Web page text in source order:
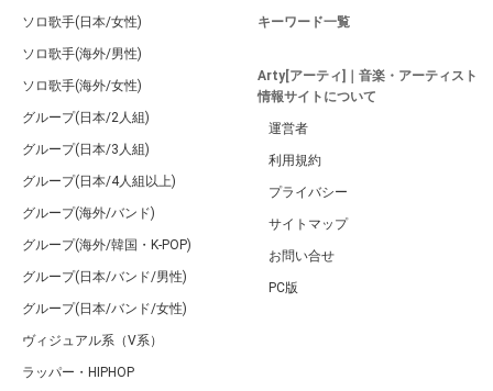
ソロ歌手(日本/女性)
ソロ歌手(海外/男性)
ソロ歌手(海外/女性)
グループ(日本/2人組)
グループ(日本/3人組)
グループ(日本/4人組以上)
グループ(海外/バンド)
グループ(海外/韓国・K-POP)
グループ(日本/バンド/男性)
グループ(日本/バンド/女性)
ヴィジュアル系（V系）
ラッパー・HIPHOP
キーワード一覧
Arty[アーティ]｜音楽・アーティスト
情報サイトについて
運営者
利用規約
プライバシー
サイトマップ
お問い合せ
PC版